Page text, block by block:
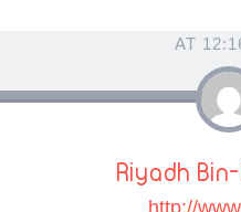
Riyadh
http://